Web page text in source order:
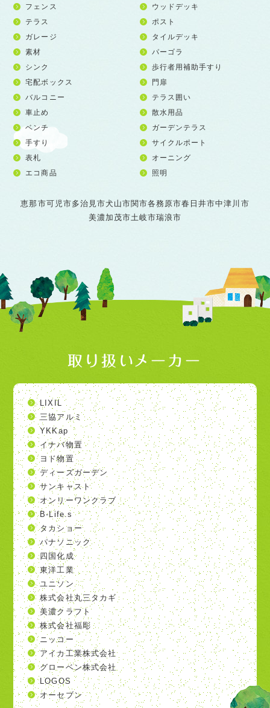
フェンス
ウッドデッキ
テラス
ポスト
ガレージ
タイルデッキ
素材
パーゴラ
シンク
歩行者用補助手すり
宅配ボックス
門扉
バルコニー
テラス囲い
車止め
散水用品
ベンチ
ガーデンテラス
手すり
サイクルポート
表札
オーニング
エコ商品
照明
恵那市可児市多治見市犬山市関市各務原市春日井市中津川市
美濃加茂市土岐市瑞浪市
取り扱いメーカー
LIXIL
三協アルミ
YKKap
イナバ物置
ヨド物置
ディーズガーデン
サンキャスト
オンリーワンクラブ
B-Life.s
タカショー
パナソニック
四国化成
東洋工業
ユニソン
株式会社丸三タカギ
美濃クラフト
株式会社福彫
ニッコー
アイカ工業株式会社
グローベン株式会社
LOGOS
オーセブン